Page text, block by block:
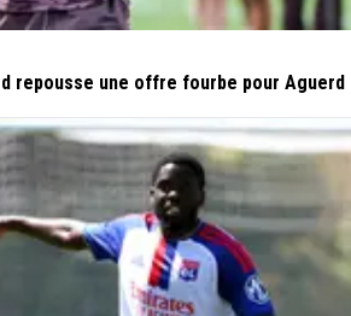
repousse une offre fourbe pour Aguerd